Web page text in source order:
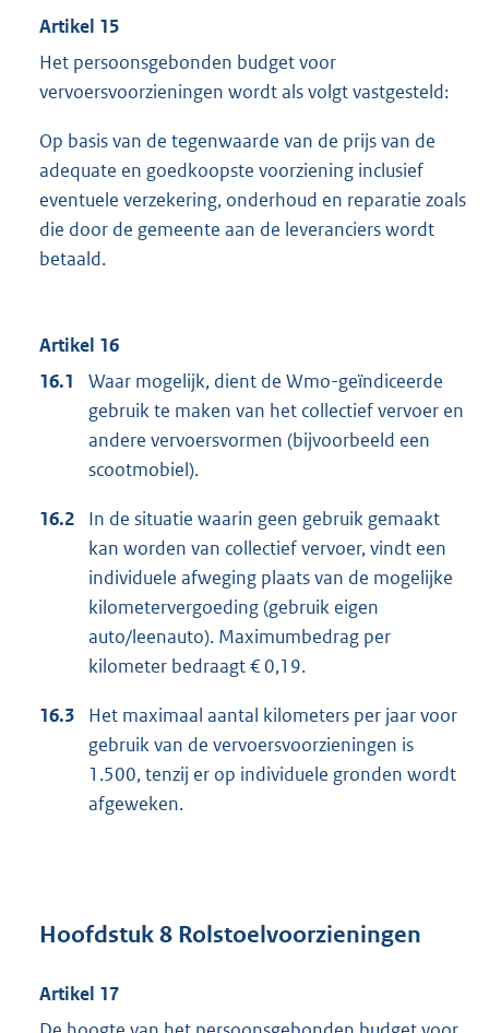
Artikel 15
Het persoonsgebonden budget voor
vervoersvoorzieningen wordt als volgt vastgesteld:
Op basis van de tegenwaarde van de prijs van de
adequate en goedkoopste voorziening inclusief
eventuele verzekering, onderhoud en reparatie zoals
die door de gemeente aan de leveranciers wordt
betaald.
Artikel 16
16.1
Waar mogelijk, dient de Wmo-geïndiceerde
gebruik te maken van het collectief vervoer en
andere vervoersvormen (bijvoorbeeld een
scootmobiel).
16.2
In de situatie waarin geen gebruik gemaakt
kan worden van collectief vervoer, vindt een
individuele afweging plaats van de mogelijke
kilometervergoeding (gebruik eigen
auto/leenauto). Maximumbedrag per
kilometer bedraagt € 0,19.
16.3
Het maximaal aantal kilometers per jaar voor
gebruik van de vervoersvoorzieningen is
1.500, tenzij er op individuele gronden wordt
afgeweken.
Hoofdstuk 8 Rolstoelvoorzieningen
Artikel 17